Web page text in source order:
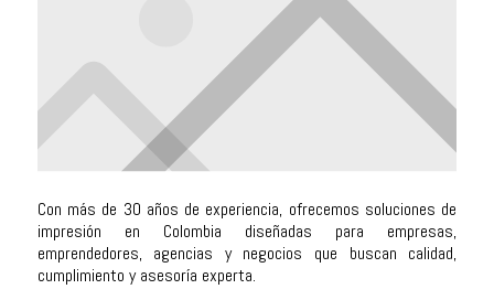
Con más de 30 años de experiencia, ofrecemos soluciones de
impresión en Colombia diseñadas para empresas,
emprendedores, agencias y negocios que buscan calidad,
cumplimiento y asesoría experta.